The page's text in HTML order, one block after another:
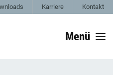
Karriere Kontakt
Menü